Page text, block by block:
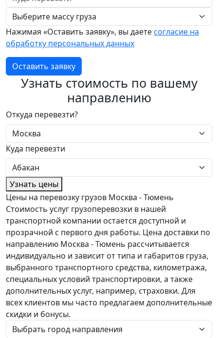
Нажимая «Оставить заявку», вы даетесогласие на
обработку персональных данных
Оставить заявку
Узнать стоимость по вашему
направлению
Откуда перевезти?
Куда перевезти
Узнать цены
Цены на перевозку грузов Москва - Тюмень
Стоимость услуг грузоперевозки в нашей
транспортной компании остается доступной и
прозрачной с первого дня работы. Цена доставки по
направлению Москва - Тюмень рассчитывается
индивидуально и зависит от типа и габаритов груза,
выбранного транспортного средства, километража,
специальных условий транспортировки, а также
дополнительных услуг, например, страховки. Для
всех клиентов мы часто предлагаем дополнительные
скидки и бонусы.